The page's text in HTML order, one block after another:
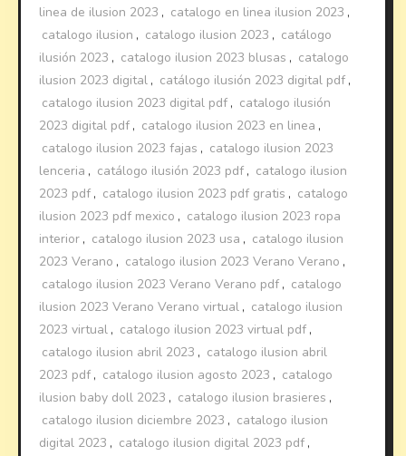
linea de ilusion 2023 , catalogo en linea ilusion 2023 ,
catalogo ilusion , catalogo ilusion 2023 , catálogo
ilusión 2023 , catalogo ilusion 2023 blusas , catalogo
ilusion 2023 digital , catálogo ilusión 2023 digital pdf ,
catalogo ilusion 2023 digital pdf , catalogo ilusión
2023 digital pdf , catalogo ilusion 2023 en linea ,
catalogo ilusion 2023 fajas , catalogo ilusion 2023
lenceria , catálogo ilusión 2023 pdf , catalogo ilusion
2023 pdf , catalogo ilusion 2023 pdf gratis , catalogo
ilusion 2023 pdf mexico , catalogo ilusion 2023 ropa
interior , catalogo ilusion 2023 usa , catalogo ilusion
2023 Verano , catalogo ilusion 2023 Verano Verano ,
catalogo ilusion 2023 Verano Verano pdf , catalogo
ilusion 2023 Verano Verano virtual , catalogo ilusion
2023 virtual , catalogo ilusion 2023 virtual pdf ,
catalogo ilusion abril 2023 , catalogo ilusion abril
2023 pdf , catalogo ilusion agosto 2023 , catalogo
ilusion baby doll 2023 , catalogo ilusion brasieres ,
catalogo ilusion diciembre 2023 , catalogo ilusion
digital 2023 , catalogo ilusion digital 2023 pdf ,